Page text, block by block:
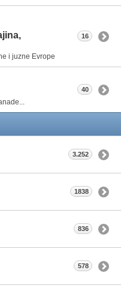
i juzne Evrope
16
40
3.252
1838
836
578